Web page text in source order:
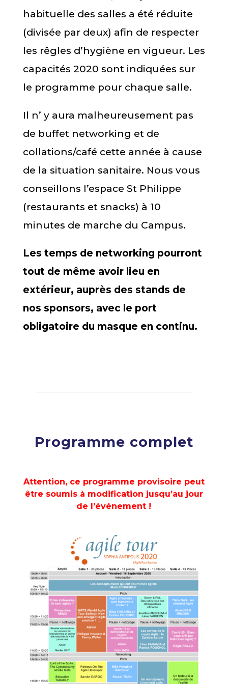
habituelle des salles a été réduite
(divisée par deux) afin de respecter
les rêgles d’hygiène en vigueur. Les
capacités 2020 sont indiquées sur
le programme pour chaque salle.
Il n’ y aura malheureusement pas
de buffet networking et de
collations/café cette année à cause
de la situation sanitaire. Nous vous
conseillons l’espace St Philippe
(restaurants et snacks) à 10
minutes de marche du Campus.
Les temps de networking pourront
tout de même avoir lieu en
extérieur, auprès des stands de
nos sponsors, avec le port
obligatoire du masque en continu.
Programme complet
Attention, ce programme provisoire peut
être soumis à modification jusqu’au jour
de l’événement !